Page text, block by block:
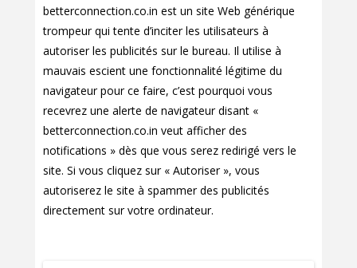
betterconnection.co.in est un site Web générique
trompeur qui tente d’inciter les utilisateurs à
autoriser les publicités sur le bureau. Il utilise à
mauvais escient une fonctionnalité légitime du
navigateur pour ce faire, c’est pourquoi vous
recevrez une alerte de navigateur disant «
betterconnection.co.in veut afficher des
notifications » dès que vous serez redirigé vers le
site. Si vous cliquez sur « Autoriser », vous
autoriserez le site à spammer des publicités
directement sur votre ordinateur.